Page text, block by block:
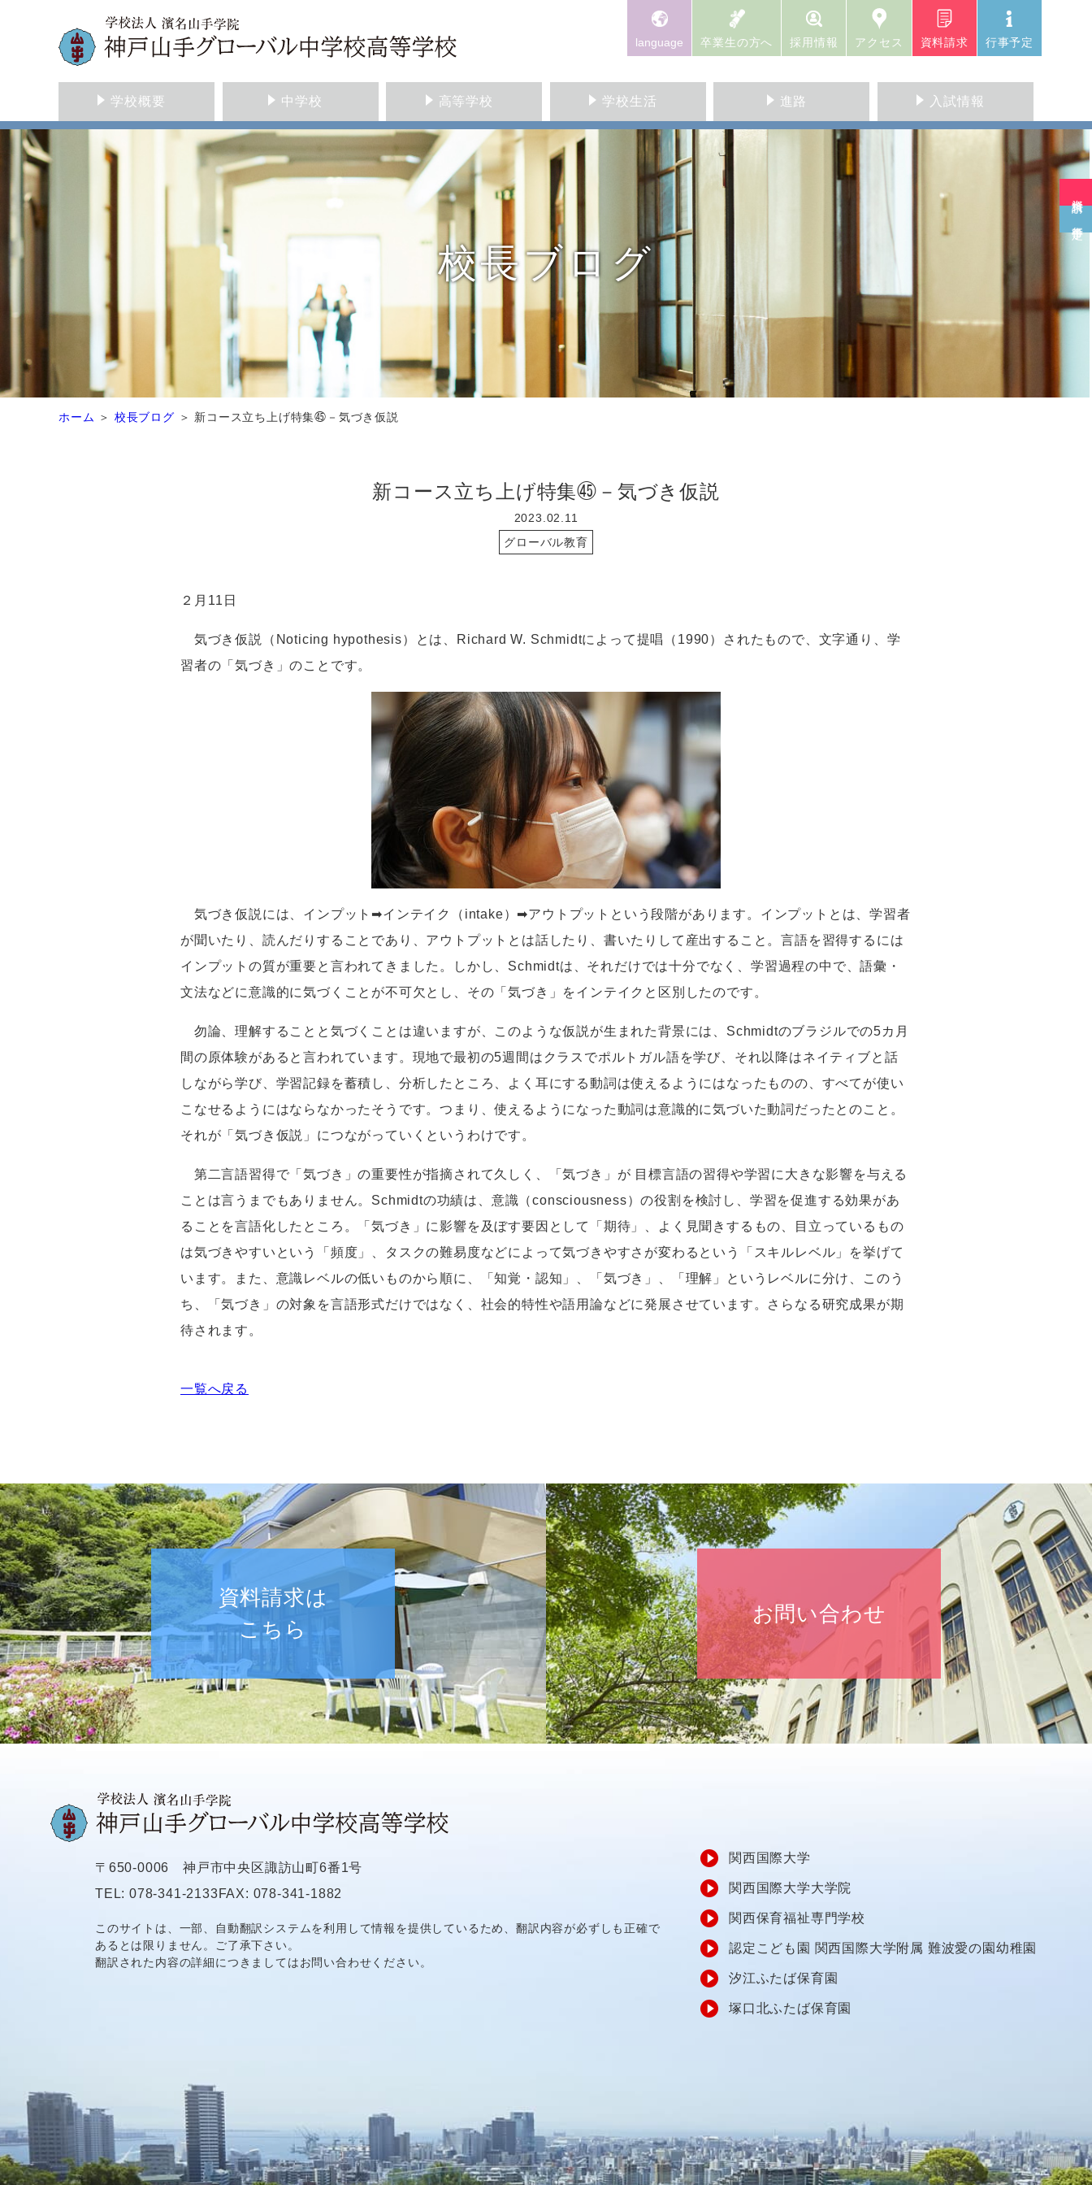
language 卒業生の方へ 採用情報 アクセス 資料請求 行事予定
学校概要 中学校 高等学校 学校生活 進路 入試情報
校長ブログ
ホーム 校長ブログ 新コース立ち上げ特集㊺－気づき仮説
新コース立ち上げ特集㊺－気づき仮説
2023.02.11
グローバル教育
２月11日
気づき仮説（ Noticing hypothesis）とは、 Richard W. Schmidtによって提唱（1990）されたもので、文字通り、学
習者の「気づき」のことです。
気づき仮説には、インプット➡インテイク（ intake）➡アウトプットという段階があります。インプットとは、学習者
が聞いたり、読んだりすることであり、アウトプットとは話したり、書いたりして産出すること。言語を習得するには
インプットの質が重要と言われてきました。しかし、 Schmidtは、それだけでは十分でなく、学習過程の中で、語彙・
文法などに意識的に気づくことが不可欠とし、その「気づき」をインテイクと区別したのです。
勿論、理解することと気づくことは違いますが、このような仮説が生まれた背景には、 Schmidtのブラジルでの5カ月
間の原体験があると言われています。現地で最初の5週間はクラスでポルトガル語を学び、それ以降はネイティブと話
しながら学び、学習記録を蓄積し、分析したところ、よく耳にする動詞は使えるようにはなったものの、すべてが使い
こなせるようにはならなかったそうです。つまり、使えるようになった動詞は意識的に気づいた動詞だったとのこと。
それが「気づき仮説」につながっていくというわけです。
第二言語習得で「気づき」の重要性が指摘されて久しく、「気づき」が 目標言語の習得や学習に大きな影響を与える
ことは言うまでもありません。 Schmidtの功績は、 意識（consciousness）の役割を検討し、学習を促進する効果があ
ることを言語化したところ。「気づき」に影響を及ぼす要因として「期待」、よく見聞きするもの、目立っているもの
は気づきやすいという「頻度」、タスクの難易度などによって気づきやすさが変わるという「スキルレベル」を挙げて
います。また、意識レベルの低いものから順に、「知覚・認知」、「気づき」、「理解」というレベルに分け、このう
ち、「気づき」の対象を言語形式だけではなく、社会的特性や語用論などに発展させています。さらなる研究成果が期
待されます。
一覧へ戻る
資料請求は
こちら
お問い合わせ
関西国際大学
関西国際大学大学院
関西保育福祉専門学校
認定こども園 関西国際大学附属 難波愛の園幼稚園
汐江ふたば保育園
塚口北ふたば保育園
〒650-0006 神戸市中央区諏訪山町6番1号
TEL: 078-341-2133FAX: 078-341-1882
このサイトは、一部、自動翻訳システムを利用して情報を提供しているため、翻訳内容が必ずしも正確で
あるとは限りません。ご了承下さい。
翻訳された内容の詳細につきましてはお問い合わせください。